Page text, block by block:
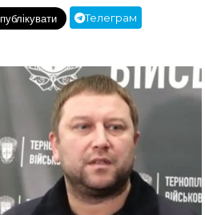
Телеграм